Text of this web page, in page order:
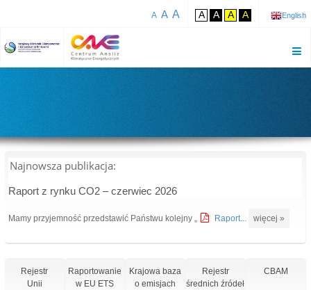
A A A A A A A English
Najnowsza publikacja:
Raport z rynku CO2 – czerwiec 2026
Mamy przyjemność przedstawić Państwu kolejny „ Raport... więcej »
Rejestr
Unii
Raportowanie
w EU ETS
Krajowa baza
o emisjach
Rejestr
średnich źródeł
CBAM